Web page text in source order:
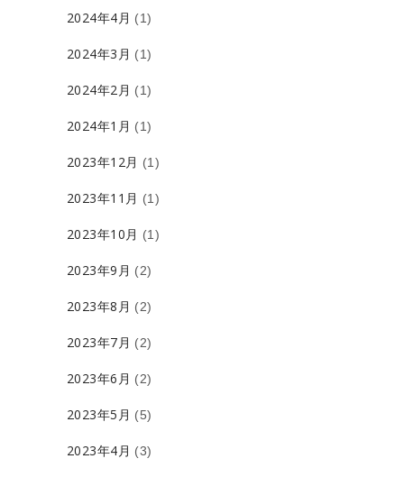
2024年4月 (1)
2024年3月 (1)
2024年2月 (1)
2024年1月 (1)
2023年12月 (1)
2023年11月 (1)
2023年10月 (1)
2023年9月 (2)
2023年8月 (2)
2023年7月 (2)
2023年6月 (2)
2023年5月 (5)
2023年4月 (3)